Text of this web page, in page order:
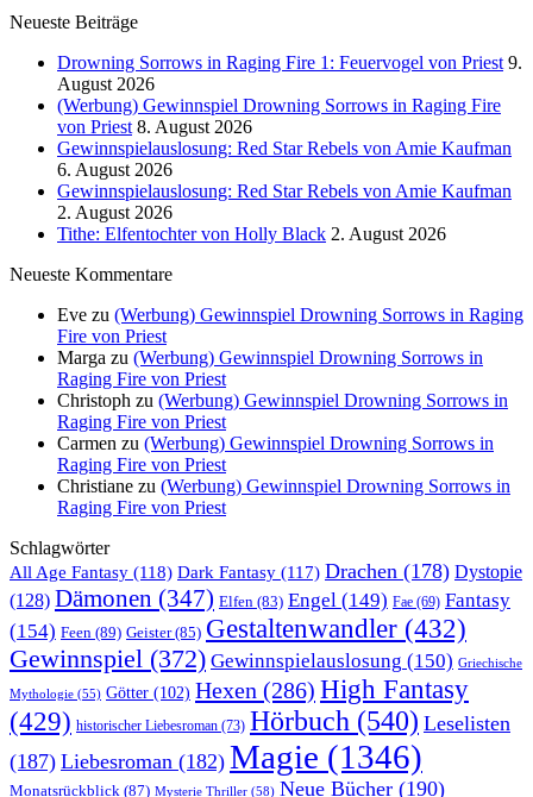
Neueste Beiträge
Drowning Sorrows in Raging Fire 1: Feuervogel von Priest 9.
August 2026
(Werbung) Gewinnspiel Drowning Sorrows in Raging Fire
von Priest 8. August 2026
Gewinnspielauslosung: Red Star Rebels von Amie Kaufman
6. August 2026
Gewinnspielauslosung: Red Star Rebels von Amie Kaufman
2. August 2026
Tithe: Elfentochter von Holly Black 2. August 2026
Neueste Kommentare
Eve zu (Werbung) Gewinnspiel Drowning Sorrows in Raging
Fire von Priest
Marga zu (Werbung) Gewinnspiel Drowning Sorrows in
Raging Fire von Priest
Christoph zu (Werbung) Gewinnspiel Drowning Sorrows in
Raging Fire von Priest
Carmen zu (Werbung) Gewinnspiel Drowning Sorrows in
Raging Fire von Priest
Christiane zu (Werbung) Gewinnspiel Drowning Sorrows in
Raging Fire von Priest
Schlagwörter
All Age Fantasy (118) Dark Fantasy (117) Drachen (178) Dystopie
(128) Dämonen (347) Elfen (83) Engel (149) Fae (69) Fantasy
(154) Feen (89) Geister(85) Gestaltenwandler (432)
Gewinnspiel (372) Gewinnspielauslosung (150) Griechische
Mythologie (55) Götter (102) Hexen (286) High Fantasy
(429) historischer Liebesroman (73) Hörbuch (540) Leselisten
(187) Liebesroman (182) Magie (1346)
Monatsrückblick (87) Mysterie Thriller (58) Neue Bücher (190)